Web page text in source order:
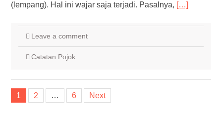
(lempang). Hal ini wajar saja terjadi. Pasalnya, […]
Leave a comment
Catatan Pojok
Posts
navigation
1 2 … 6 Next